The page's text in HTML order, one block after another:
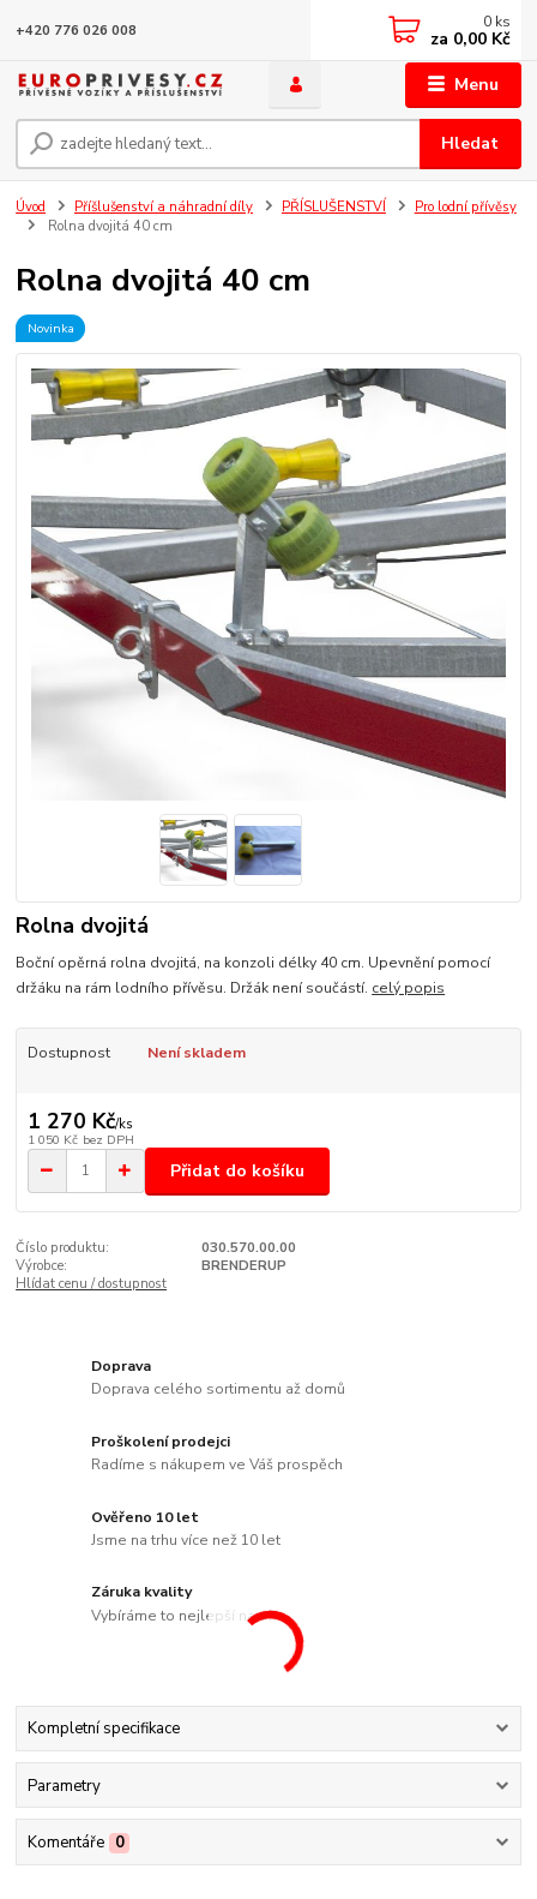
Menu
Hledat
+420 776 026 008 0 ks
za 0,00 Kč
Úvod Příšlušenství a náhradní díly PŘÍSLUŠENSTVÍ
Pro lodní přívěsy
Rolna dvojitá 40 cm
Rolna dvojitá 40 cm
Novinka
Rolna dvojitá
Boční opěrná rolna dvojitá, na konzoli délky 40 cm. Upevnění pomocí
držáku na rám lodního přívěsu. Držák není součástí. celý popis
Dostupnost Není skladem
1 270 Kč/ks
1 050 Kč bez DPH
Přidat do košíku
Číslo produktu:
030.570.00.00
Výrobce:
BRENDERUP
Hlídat cenu / dostupnost
Doprava
Doprava celého sortimentu až domů
Proškolení prodejci
Radíme s nákupem ve Váš prospěch
Ověřeno 10 let
Jsme na trhu více než 10 let
Záruka kvality
Vybíráme to nejlepší na trhu
Kompletní specifikace
Parametry
Komentáře 0